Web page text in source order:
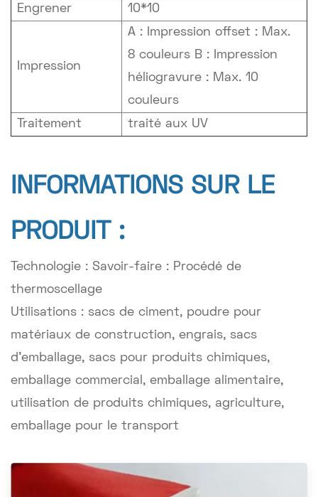
Engrener
10*10
Impression
A : Impression offset : Max.
8 couleurs B : Impression
héliogravure : Max. 10
couleurs
Traitement
traité aux UV
INFORMATIONS SUR LE
PRODUIT :
Technologie : Savoir-faire : Procédé de
thermoscellage
Utilisations : sacs de ciment, poudre pour
matériaux de construction, engrais, sacs
d'emballage, sacs pour produits chimiques,
emballage commercial, emballage alimentaire,
utilisation de produits chimiques, agriculture,
emballage pour le transport